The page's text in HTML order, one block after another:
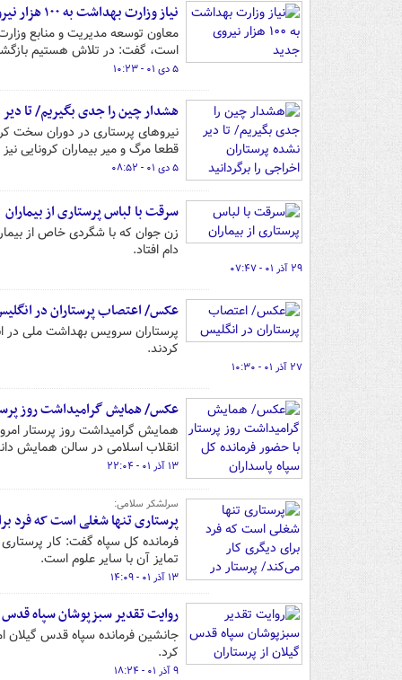
نیاز وزارت بهداشت به ۱۰۰ هزار نیروی جدید
است، گفت: در تلاش هستیم
۵ دی ۰۱ - ۱۰:۲۳
هشدار چین را جدی بگیریم/ تا دیر
نیروهای پرستاری در دوران سخت
قطعا مرگ و میر بیماران کرونایی
۵ دی ۰۱ - ۰۸:۵۲
سرقت با لباس پرستاری از بیماران
زن جوان که با شگردی خاص از
دام افتاد.
۲۹ آذر ۰۱ - ۰۷:۴۷
عکس/ اعتصاب پرستاران در
پرستاران سرویس بهداشت ملی در
کردند.
۲۷ آذر ۰۱ - ۱۰:۳۰
عکس/ همایش گرامیداشت روز
انقلاب اسلامی در سالن همایش
۱۳ آذر ۰۱ - ۲۲:۰۴
سرلشکر سلامی:
پرستاری تنها شغلی است که فرد
فرمانده کل سپاه گفت: کار
تمایز آن با سایر علوم است.
۱۳ آذر ۰۱ - ۱۴:۰۹
روایت تقدیر سبزپوشان سپاه قدس
جانشین فرمانده سپاه قدس گیلان
کرد.
۹ آذر ۰۱ - ۱۸:۲۴